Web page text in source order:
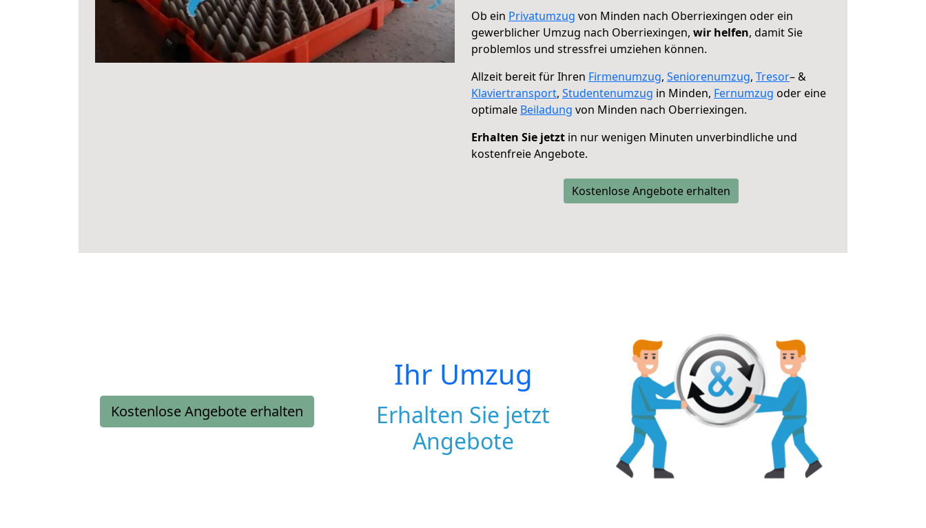
Ob ein Privatumzug von Minden nach Oberriexingen oder ein
gewerblicher Umzug nach Oberriexingen, wir helfen, damit Sie
problemlos und stressfrei umziehen können.
Allzeit bereit für Ihren Firmenumzug, Seniorenumzug, Tresor– &
Klaviertransport, Studentenumzug in Minden, Fernumzug oder eine
optimale Beiladung von Minden nach Oberriexingen.
Erhalten Sie jetzt in nur wenigen Minuten unverbindliche und
kostenfreie Angebote.
Kostenlose Angebote erhalten
Kostenlose Angebote erhalten
Ihr Umzug
Erhalten Sie jetzt
Angebote